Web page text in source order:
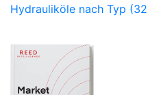
Hydrauliköle nach Typ